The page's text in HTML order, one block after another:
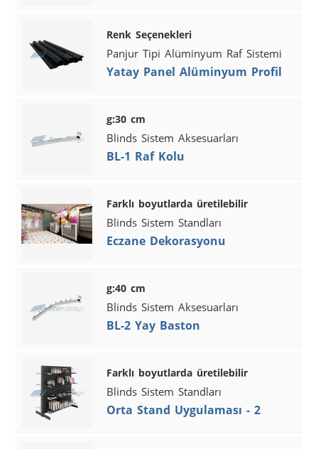
Renk Seçenekleri
Panjur Tipi Alüminyum Raf Sistemi
Yatay Panel Alüminyum Profil
g:30 cm
Blinds Sistem Aksesuarları
BL-1 Raf Kolu
Farklı boyutlarda üretilebilir
Blinds Sistem Standları
Eczane Dekorasyonu
g:40 cm
Blinds Sistem Aksesuarları
BL-2 Yay Baston
Farklı boyutlarda üretilebilir
Blinds Sistem Standları
Orta Stand Uygulaması - 2